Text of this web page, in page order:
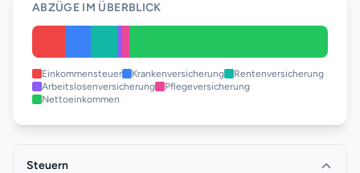
ABZÜGE IM ÜBERBLICK
Einkommensteuer Krankenversicherung
Rentenversicherung
Arbeitslosenversicherung
Pflegeversicherung
Nettoeinkommen
Steuern